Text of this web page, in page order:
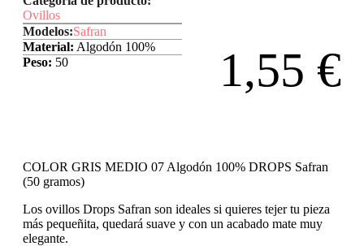
Ovillos
Modelos:Safran
Material: Algodón 100%
Peso: 50 1,55 €
COLOR GRIS MEDIO 07 Algodón 100% DROPS Safran
(50 gramos)
Los ovillos Drops Safran son ideales si quieres tejer tu pieza
más pequeñita, quedará suave y con un acabado mate muy
elegante.